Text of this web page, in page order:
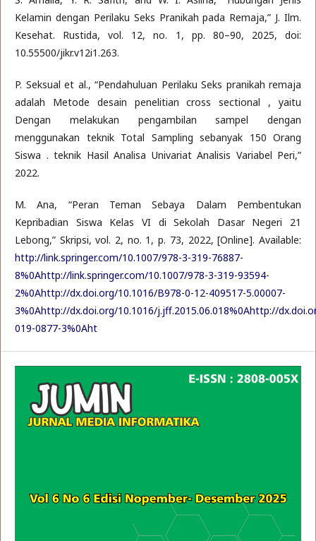
Kelamin dengan Perilaku Seks Pranikah pada Remaja,” J. Ilm.
Kesehat. Rustida, vol. 12, no. 1, pp. 80–90, 2025, doi:
10.55500/jikr.v12i1.263.
P. Seksual et al., “Pendahuluan Perilaku Seks pranikah remaja
adalah Metode desain penelitian cross sectional , yaitu
Dengan melakukan pengambilan sampel dengan
menggunakan teknik Total Sampling sebanyak 150 Orang
Siswa . teknik Hasil Analisa Univariat Analisis Variabel Peri,”
2022.
M. Ana, “Peran Teman Sebaya Dalam Pembentukan
Kepribadian Siswa Kelas VI di Sekolah Dasar Negeri 21
Lebong,” Skripsi, vol. 2, no. 1, p. 73, 2022, [Online]. Available:
http://link.springer.com/10.1007/978-3-319-76887-
8%0Ahttp://link.springer.com/10.1007/978-3-319-93594-
2%0Ahttp://dx.doi.org/10.1016/B978-0-12-409517-5.00007-
3%0Ahttp://dx.doi.org/10.1016/j.jff.2015.06.018%0Ahttp://
019-0877-3%0Aht